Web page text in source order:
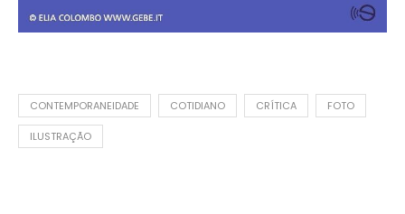
CONTEMPORANEIDADE COTIDIANO CRÍTICA FOTO
ILUSTRAÇÃO